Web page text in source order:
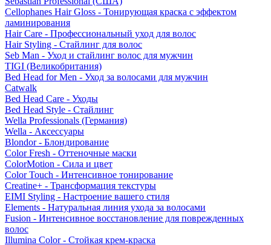
Cellophanes Hair Gloss - Тонирующая краска с эффектом
ламинирования
Hair Care - Профессиональный уход для волос
Hair Styling - Стайлинг для волос
Seb Man - Уход и стайлинг волос для мужчин
TIGI (Великобритания)
Bed Head for Men - Уход за волосами для мужчин
Catwalk
Bed Head Care - Уходы
Bed Head Style - Стайлинг
Wella Professionals (Германия)
Wella - Аксессуары
Blondor - Блондирование
Color Fresh - Оттеночные маски
ColorMotion - Сила и цвет
Color Touch - Интенсивное тонирование
Creatine+ - Трансформация текстуры
EIMI Styling - Настроение вашего стиля
Elements - Натуральная линия ухода за волосами
Fusion - Интенсивное восстановление для поврежденных
волос
Illumina Color - Стойкая крем-краска